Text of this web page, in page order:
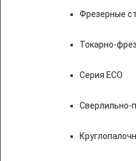
Фрезерные
Токарно-
Серия ECO
Сверлильно-